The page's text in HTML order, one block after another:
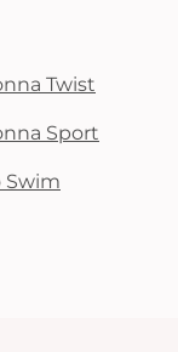
Twist
Sport
Swim